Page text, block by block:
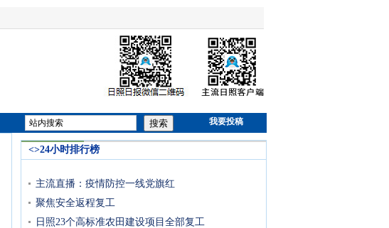
搜索 我要投稿
<>24小时排行榜
主流直播：疫情防控一线党旗红
聚焦安全返程复工
日照23个高标准农田建设项目全部复工